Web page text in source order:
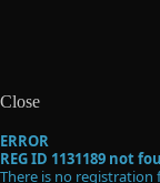
Close
ERROR
REG ID 1131189 not
There is no registration